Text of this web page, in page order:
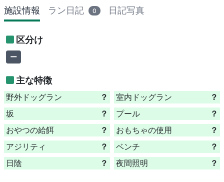
施設情報 ラン日記 0 日記写真
区分け
ー
主な特徴
野外ドッグラン ？ 室内ドッグラン
？
坂
？ プール
？
おやつの給餌
？ おもちゃの使用
？
アジリティ
？ ベンチ
？
日陰
？ 夜間照明 ？